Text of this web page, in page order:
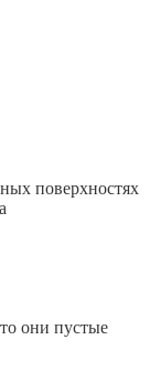
поверхностях
они пустые